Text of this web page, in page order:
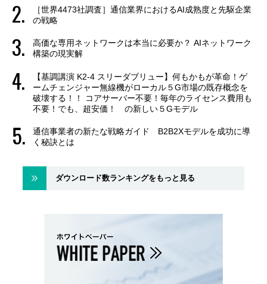
［世界4473社調査］通信業界におけるAI成熟度と先駆企業
の戦略
高価な専用ネットワークは本当に必要か？ AIネットワーク
構築の現実解
【基調講演 K2-4 スリーダブリュー】何もかもが革命！ゲ
ームチェンジャー無線機がローカル５G市場の既存概念を
破壊する！！ コアサーバー不要！毎年のライセンス費用も
不要！でも、超安価！ の新しい５Gモデル
通信事業者の新たな戦略ガイド B2B2Xモデルを成功に導
く秘訣とは
ダウンロード数ランキングをもっと見る